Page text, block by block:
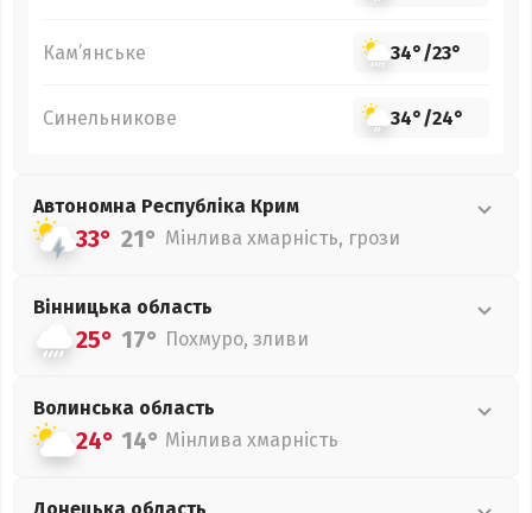
Кам’янське 34°/23°
Синельникове 34°/24°
Автономна Республіка Крим
33° 21° Мінлива хмарність, грози
Вінницька область
25° 17° Похмуро, зливи
Волинська область
24° 14° Мінлива хмарність